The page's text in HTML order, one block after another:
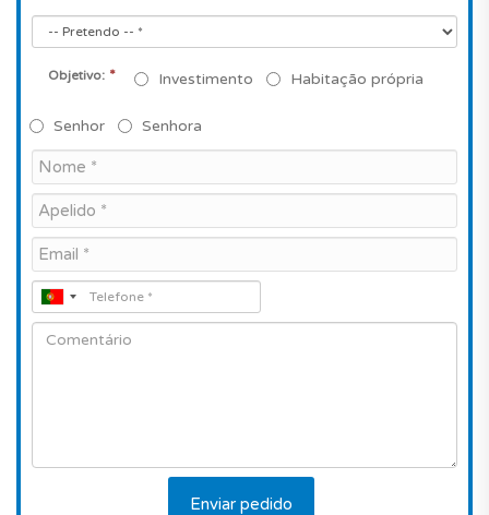
Objetivo: * Investimento Habitação própria
Senhor Senhora